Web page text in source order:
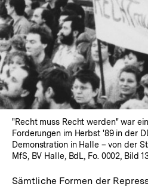
"Recht muss Recht werden" war
Forderungen im Herbst '89 in der
Demonstration in Halle – von der
MfS, BV Halle, BdL, Fo. 0002, Bild
Sämtliche Formen der